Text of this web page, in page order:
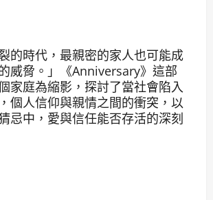
的時代，最親密的家人也可能成
威脅。」《Anniversary》這部
家庭為縮影，探討了當社會陷入
個人信仰與親情之間的衝突，以
忌中，愛與信任能否存活的深刻